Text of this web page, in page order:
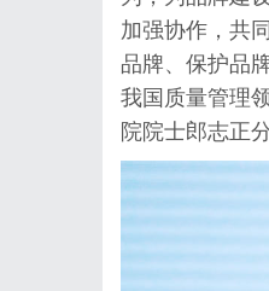
加强协作，共
品牌、保护品
我国质量管理
院院士郎志正